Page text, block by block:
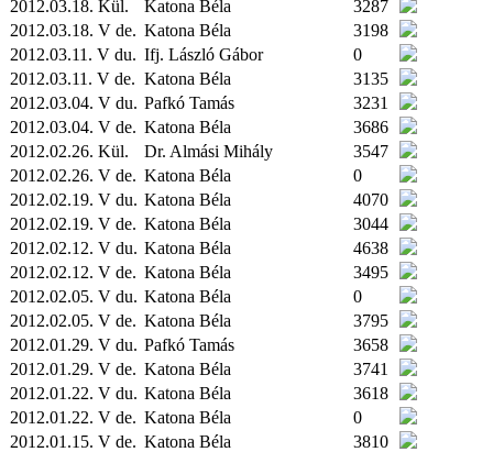
2012.03.18. Kül. Katona Béla
3287
2012.03.18. V de. Katona Béla
3198
2012.03.11. V du. Ifj. László Gábor
0
2012.03.11. V de. Katona Béla
3135
2012.03.04. V du. Pafkó Tamás
3231
2012.03.04. V de. Katona Béla
3686
2012.02.26. Kül. Dr. Almási Mihály
3547
2012.02.26. V de. Katona Béla
0
2012.02.19. V du. Katona Béla
4070
2012.02.19. V de. Katona Béla
3044
2012.02.12. V du. Katona Béla
4638
2012.02.12. V de. Katona Béla
3495
2012.02.05. V du. Katona Béla
0
2012.02.05. V de. Katona Béla
3795
2012.01.29. V du. Pafkó Tamás
3658
2012.01.29. V de. Katona Béla
3741
2012.01.22. V du. Katona Béla
3618
2012.01.22. V de. Katona Béla
0
2012.01.15. V de. Katona Béla 3810